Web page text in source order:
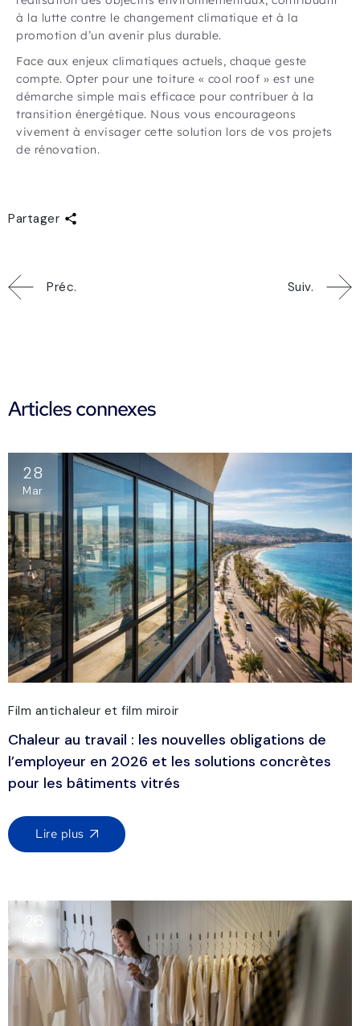
à la lutte contre le changement climatique et à la
promotion d’un avenir plus durable.
Face aux enjeux climatiques actuels, chaque geste
compte. Opter pour une toiture « cool roof » est une
démarche simple mais efficace pour contribuer à la
transition énergétique. Nous vous encourageons
vivement à envisager cette solution lors de vos projets
de rénovation.
Partager
Préc. Suiv.
Articles connexes
28
Mar
Film antichaleur et film miroir
Chaleur au travail : les nouvelles obligations de
l’employeur en 2026 et les solutions concrètes
pour les bâtiments vitrés
Lire plus
26
Déc